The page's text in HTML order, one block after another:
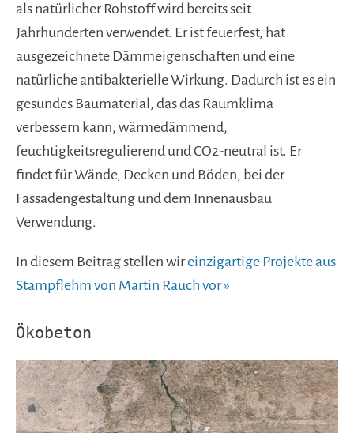
als natürlicher Rohstoff wird bereits seit
Jahrhunderten verwendet. Er ist feuerfest, hat
ausgezeichnete Dämmeigenschaften und eine
natürliche antibakterielle Wirkung. Dadurch ist es ein
gesundes Baumaterial, das das Raumklima
verbessern kann, wärmedämmend,
feuchtigkeitsregulierend und CO2-neutral ist. Er
findet für Wände, Decken und Böden, bei der
Fassadengestaltung und dem Innenausbau
Verwendung.
In diesem Beitrag stellen wireinzigartige Projekte aus
Stampflehm von Martin Rauch vor »
Ökobeton